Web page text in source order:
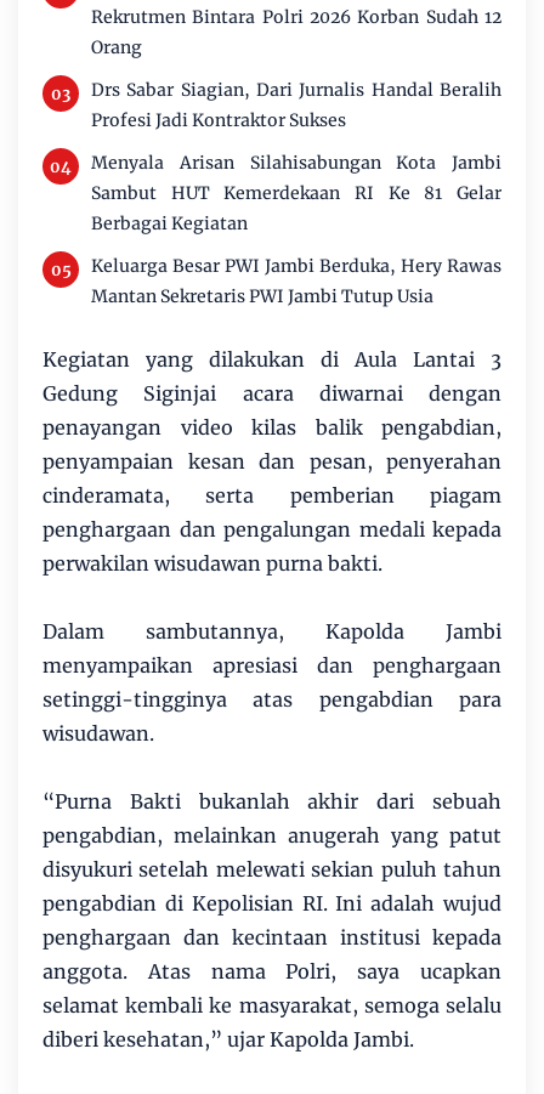
Rekrutmen Bintara Polri 2026 Korban Sudah 12
Orang
Drs Sabar Siagian, Dari Jurnalis Handal Beralih
Profesi Jadi Kontraktor Sukses
Menyala Arisan Silahisabungan Kota Jambi
Sambut HUT Kemerdekaan RI Ke 81 Gelar
Berbagai Kegiatan
Keluarga Besar PWI Jambi Berduka, Hery Rawas
Mantan Sekretaris PWI Jambi Tutup Usia
Kegiatan yang dilakukan di Aula Lantai 3
Gedung Siginjai acara diwarnai dengan
penayangan video kilas balik pengabdian,
penyampaian kesan dan pesan, penyerahan
cinderamata, serta pemberian piagam
penghargaan dan pengalungan medali kepada
perwakilan wisudawan purna bakti.
Dalam sambutannya, Kapolda Jambi
menyampaikan apresiasi dan penghargaan
setinggi-tingginya atas pengabdian para
wisudawan.
“Purna Bakti bukanlah akhir dari sebuah
pengabdian, melainkan anugerah yang patut
disyukuri setelah melewati sekian puluh tahun
pengabdian di Kepolisian RI. Ini adalah wujud
penghargaan dan kecintaan institusi kepada
anggota. Atas nama Polri, saya ucapkan
selamat kembali ke masyarakat, semoga selalu
diberi kesehatan,” ujar Kapolda Jambi.